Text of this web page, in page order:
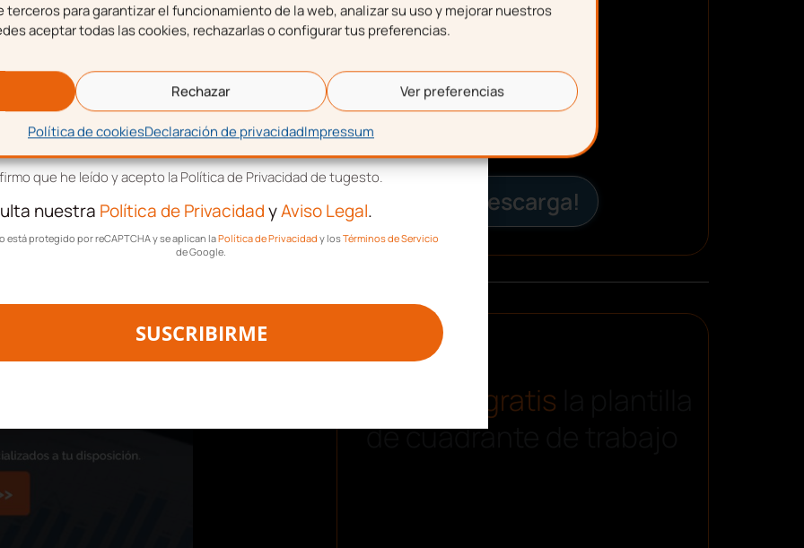
terceros para garantizar el funcionamiento de la web, analizar su uso y mejorar nuestros
aceptar todas las cookies, rechazarlas o configurar tus preferencias.
Rechazar Ver preferencias
Política de cookiesDeclaración de privacidadImpressum
judicialque fijará lo
título ejecutivo, es
podremos acudir
en tugesto, como
a resolver de
las costas judiciales a
de lo posible.
¡Descarga!
Descarga gratis
de cuadrante de trabajo
de términos y condiciones
que he leído y acepto la Política de Privacidad de tugesto.
nuestra Política de PrivacidadyAviso Legal.
está protegido por reCAPTCHA y se aplican laPolítica de Privacidad y losTérminos de Servicio
de Google.
SUSCRIBIRME